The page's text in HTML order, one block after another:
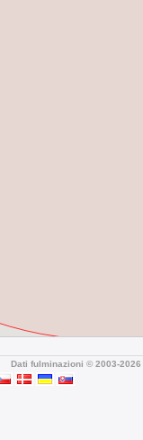
Dati fulminazioni © 2003-2026